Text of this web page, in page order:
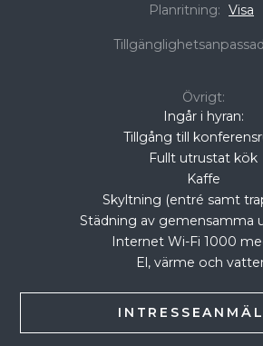
Planritning: Visa
Övrigt:
Ingår i hyran:
Tillgång till
Fullt utrustat kök
Kaffe
Skyltning (entré samt
Städning av gemensamma
Internet Wi-Fi 1000
El, värme och